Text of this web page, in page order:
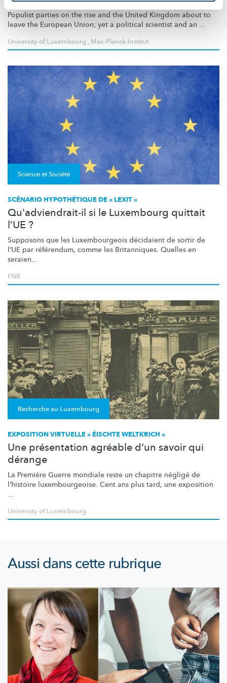
Populist parties on the rise and the United Kingdom about to
leave the European Union; yet a political scientist and an ...
University of Luxembourg , Max-Planck-Institut
Science et Société
SCÉNARIO HYPOTHÉTIQUE DE « LEXIT »
Qu'adviendrait-il si le Luxembourg quittait
l’UE ?
Supposons que les Luxembourgeois décidaient de sortir de
l’UE par référendum, comme les Britanniques. Quelles en
seraien...
FNR
Recherche au Luxembourg
EXPOSITION VIRTUELLE « ÉISCHTE WELTKRICH »
Une présentation agréable d’un savoir qui
dérange
La Première Guerre mondiale reste un chapitre négligé de
l’histoire luxembourgeoise. Cent ans plus tard, une exposition
...
University of Luxembourg
Aussi dans cette rubrique